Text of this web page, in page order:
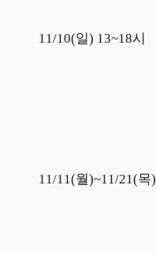
11/10(일) 13~18시
11/11(월)~11/21(목)